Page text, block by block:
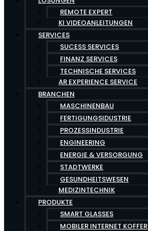
REMOTE EXPERT
KI VIDEOANLEITUNGEN
SERVICES
SUCESS SERVICES
FINANZ SERVICES
TECHNISCHE SERVICES
AR EXPERIENCE SERVICE
BRANCHEN
MASCHINENBAU
FERTIGUNGSIDUSTRIE
PROZESSINDUSTRIE
ENGINEERING
ENERGIE & VERSORGUNG
STADTWERKE
GESUNDHEITSWESEN
MEDIZINTECHNIK
PRODUKTE
SMART GLASSES
MOBILER INTERNET KOFFER